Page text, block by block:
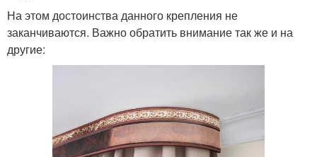
На этом достоинства данного крепления не
заканчиваются. Важно обратить внимание так же и на
другие: